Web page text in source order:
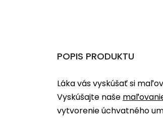
POPIS PRODUKTU
Láka vás vyskúšať si
Vyskúšajte naše
vytvorenie úchvatného